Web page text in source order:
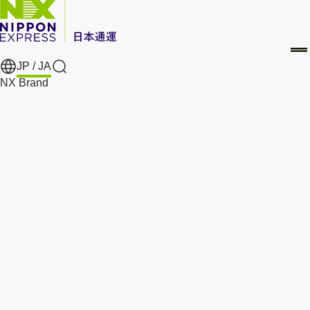
JP /JA
Search
NX Brand